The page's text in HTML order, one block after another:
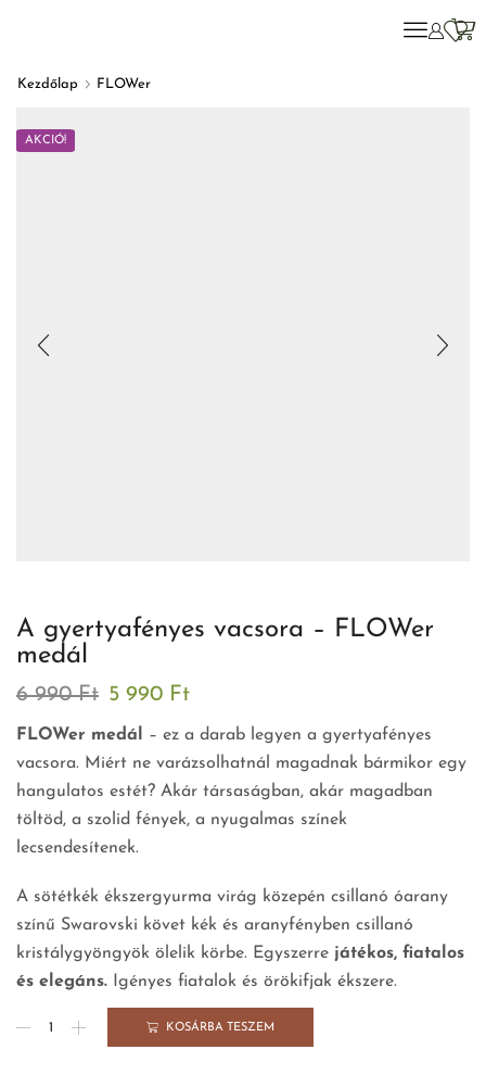
Kezdőlap FLOWer
AKCIÓ!
A gyertyafényes vacsora – FLOWer
medál
6 990Ft 5 990 Ft
FLOWer medál – ez a darab legyen a gyertyafényes
vacsora. Miért ne varázsolhatnál magadnak bármikor egy
hangulatos estét? Akár társaságban, akár magadban
töltöd, a szolid fények, a nyugalmas színek
lecsendesítenek.
A sötétkék ékszergyurma virág közepén csillanó óarany
színű Swarovski követ kék és aranyfényben csillanó
kristálygyöngyök ölelik körbe. Egyszerre játékos, fiatalos
és elegáns. Igényes fiatalok és örökifjak ékszere.
KOSÁRBA TESZEM